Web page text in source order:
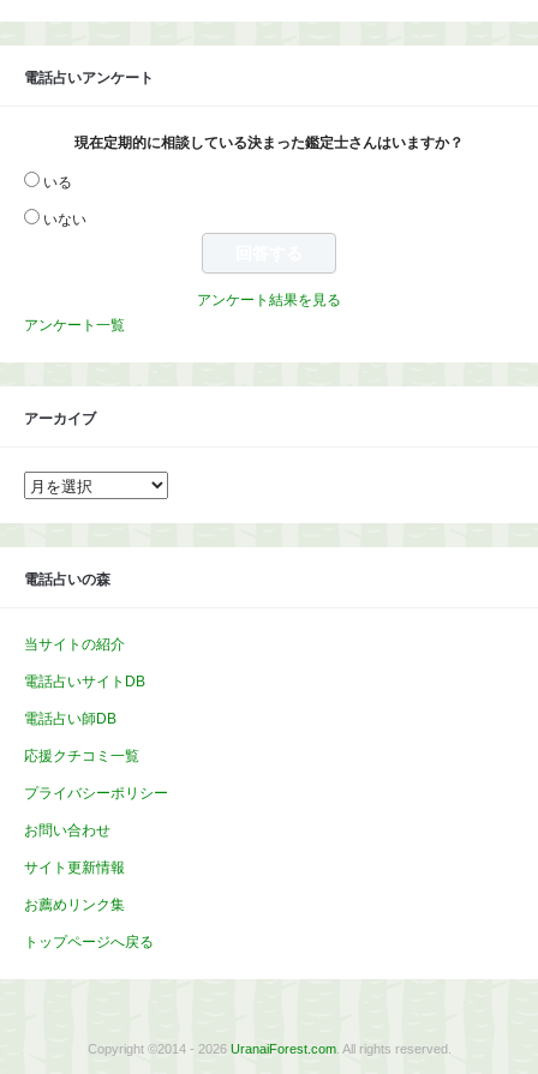
電話占いアンケート
現在定期的に相談している決まった鑑定士さんはいますか？
いる
いない
アンケート結果を見る
アンケート一覧
アーカイブ
ア
ー
イ
電話占いの森
当サイトの紹介
電話占いサイトDB
電話占い師DB
応援クチコミ一覧
プライバシーポリシー
お問い合わせ
サイト更新情報
お薦めリンク集
トップページへ戻る
Copyright ©2014 - 2026 UranaiForest.com. All rights reserved.